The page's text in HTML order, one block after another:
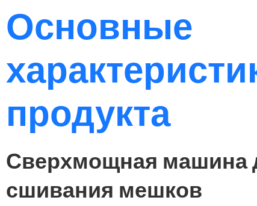
Основные
продукта
Сверхмощная машина
сшивания мешков